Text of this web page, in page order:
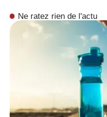
Ne ratez rien de l'actu